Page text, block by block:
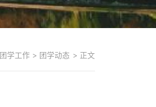
团学工作 > 团学动态 > 正文